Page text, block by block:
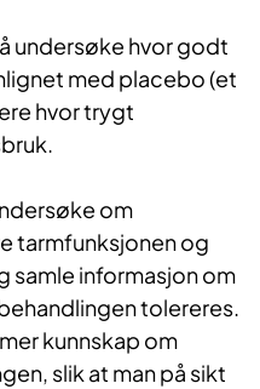
undersøke hvor godt
med placebo (et
hvor trygt
om
tarmfunksjonen og
informasjon om
tolereres.
kunnskap om
slik at man på sikt